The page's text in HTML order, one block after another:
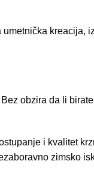
kreacija,
obzira da li
i kvalitet
zimsko